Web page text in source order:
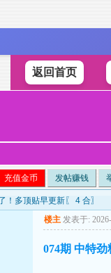
返回首页
充值金币 发帖赚钱
！多顶贴早更新〖 4 合〗
楼主 发表于:
074期 中特劲